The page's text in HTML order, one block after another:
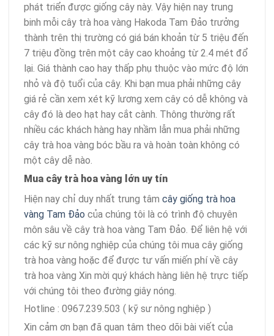
phát triển được giống cây này. Vậy hiện nay trung
binh mỗi cây trà hoa vàng Hakoda Tam Đảo trưởng
thành trên thị trường có giá bán khoản từ 5 triệu đến
7 triệu đồng trên một cây cao khoảng từ 2.4 mét đổ
lại. Giá thành cao hay thấp phụ thuộc vào mức độ lớn
nhỏ và độ tuổi của cây. Khi bạn mua phải những cây
giá rẻ cần xem xét kỹ lương xem cây có dễ không và
cây đó là deo hạt hay cắt cành. Thông thường rất
nhiều các khách hàng hay nhầm lẫn mua phải những
cây trà hoa vàng bóc bầu ra và hoàn toàn không có
một cây dễ nào.
Mua cây trà hoa vàng lớn uy tín
Hiện nay chỉ duy nhất trung tâm cây giống trà hoa
vàng Tam Đảo của chúng tôi là có trình độ chuyên
môn sâu về cây trà hoa vàng Tam Đảo. Để liên hệ với
các kỹ sư nông nghiệp của chúng tôi mua cây giống
trà hoa vàng hoặc để được tư vấn miến phí về cây
trà hoa vàng Xin mời quý khách hàng liên hệ trực tiếp
với chúng tôi theo đường giây nóng.
Hotline : 0967.239.503 ( kỹ sư nông nghiệp )
Xin cảm ơn bạn đã quan tâm theo dõi bài viết của